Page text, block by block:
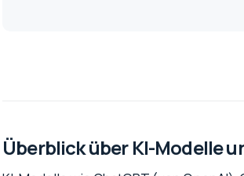
Überblick über KI-Modelle